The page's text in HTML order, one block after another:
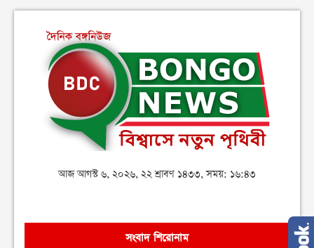
আজ আগস্ট ৬, ২০২৬, ২২ শ্রাবণ ১৪৩৩, সময়: ১৬:৪৩
সংবাদ শিরোনাম